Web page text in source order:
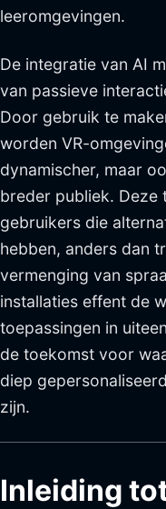
leeromgevingen.
De integratie van AI
van passieve
Door gebruik te
worden VR-
dynamischer, maar
breder publiek. Deze
gebruikers die
hebben, anders dan
vermenging van
installaties effent de
toepassingen in
de toekomst voor
diep
zijn.
Inleiding